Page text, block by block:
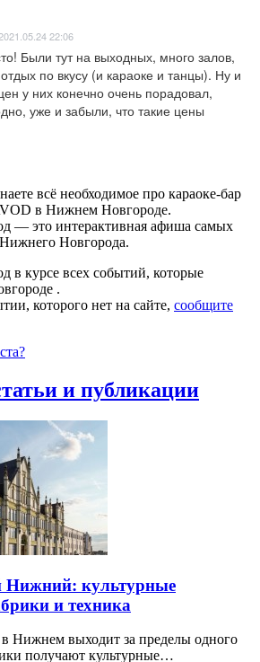
22:06
Были тут на выходных, много залов,
по вкусу (и караоке и танцы). Ну и
у них конечно очень порадовал,
уже и забыли, что такие цены
всё необходимое про караоке-бар
в Нижнем Новгороде.
— это интерактивная афиша самых
Новгорода.
в курсе всех событий, которые
.
которого нет на сайте, сообщите
и публикации
Нижний: культурные
и техника
Нижнем выходит за пределы одного
получают культурные…